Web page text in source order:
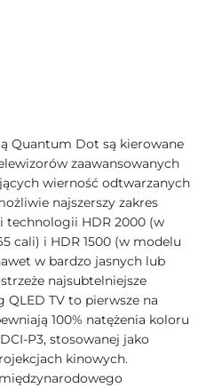
Quantum Dot są kierowane
zaawansowanych
wierność odtwarzanych
najszerszy zakres
technologii HDR 2000 (w
cali) i HDR 1500 (w modelu
w bardzo jasnych lub
najsubtelniejsze
QLED TV to pierwsze na
100% natężenia koloru
P3, stosowanej jako
kinowych.